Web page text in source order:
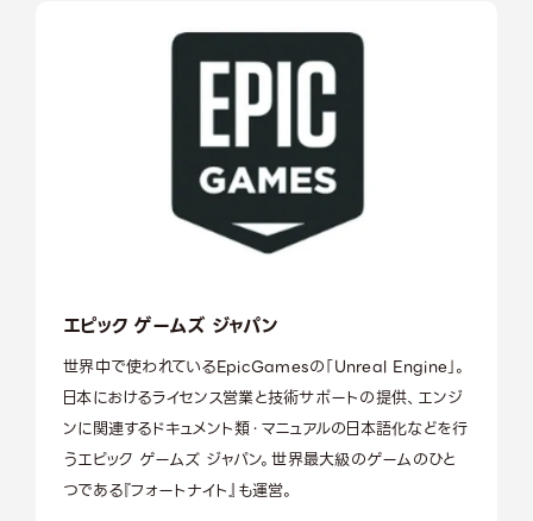
エピック ゲームズ ジャパン
世界中で使われているEpicGamesの「Unreal Engine」。
日本におけるライセンス営業と技術サポートの提供、エンジ
ンに関連するドキュメント類・マニュアルの日本語化などを行
うエピック ゲームズ ジャパン。世界最大級のゲームのひと
つである『フォートナイト』も運営。